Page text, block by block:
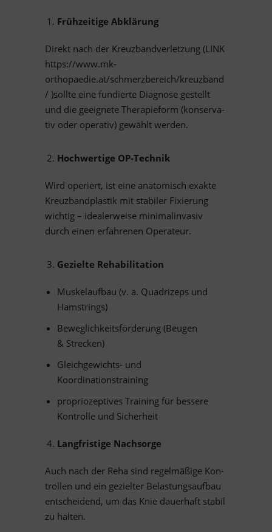
Früh­zei­tige Abklärung
Di­rekt nach der Kreuz­band­ver­let­zung (LINK
https://www.mk-
orthopaedie.at/schmerzbereich/kreuzband
/ )sollte eine fun­dierte Dia­gnose ge­stellt
und die ge­eig­nete The­ra­pie­form (kon­ser­va­
tiv oder ope­ra­tiv) ge­wählt werden.
Hoch­wer­tige OP-Technik
Wird ope­riert, ist eine ana­to­misch ex­akte
Kreuz­band­plas­tik mit sta­bi­ler Fi­xie­rung
wich­tig – idea­ler­weise mi­ni­mal­in­va­siv
durch ei­nen er­fah­re­nen Operateur.
Ge­zielte Rehabilitation
Mus­kel­auf­bau (v. a. Qua­dri­zeps und
Hamstrings)
Be­weg­lich­keits­för­de­rung (Beu­gen
&Strecken)
Gleich­ge­wichts- und
Koordinationstraining
pro­prio­zep­ti­ves Trai­ning für bes­sere
Kon­trolle und Sicherheit
Lang­fris­tige Nachsorge
Auch nach der Reha sind re­gel­mä­ßige Kon­
trol­len und ein ge­ziel­ter Be­las­tungs­auf­bau
ent­schei­dend, um das Knie dau­er­haft sta­bil
zu halten.